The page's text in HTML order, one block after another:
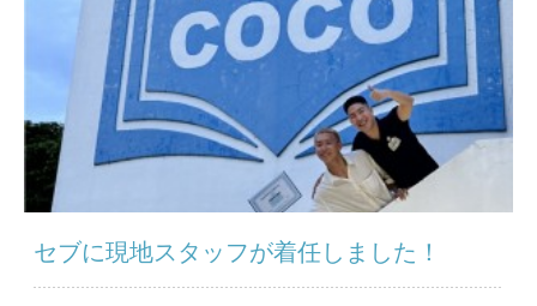
セブに現地スタッフが着任しました！